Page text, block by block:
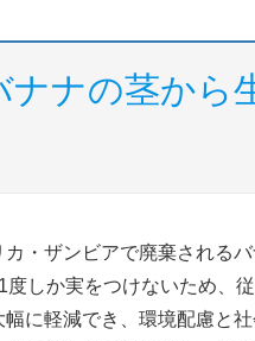
ナナの茎から
・ザンビアで廃棄される
しか実をつけないため、
に軽減でき、環境配慮と